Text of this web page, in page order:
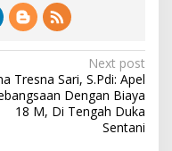
Next post
Tresna Sari, S.Pdi: Apel
Dengan Biaya
18 M, Di Tengah Duka
Sentani